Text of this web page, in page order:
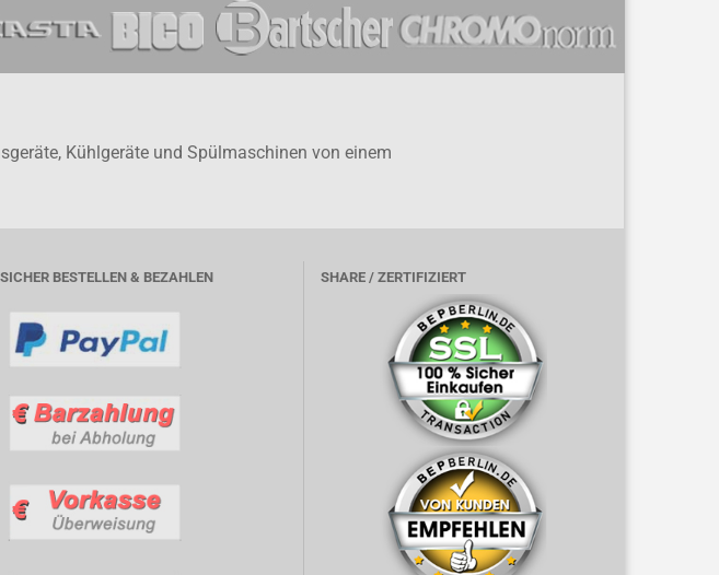
Kühlgeräte und Spülmaschinen von einem
SICHER BESTELLEN & BEZAHLEN SHARE / ZERTIFIZIERT